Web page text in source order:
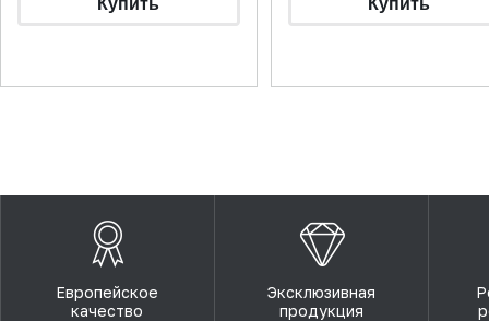
Европейское
качество
Эксклюзивная
продукция